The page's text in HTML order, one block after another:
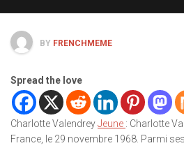
BY FRENCHMEME
Spread the love
Charlotte ValendreyJeune : Charlotte
France, le 29 novembre 1968. Parmi